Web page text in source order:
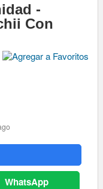
-
Con
WhatsApp